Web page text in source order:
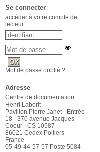
Se connecter
accéder à votre compte de
lecteur
Mot de passe oublié ?
Adresse
Centre de documentation
Henri Laborit
Pavillon Pierre Janet - Entrée
18 - 370 avenue Jacques
Coeur - CS 10587
86021 Cedex Poitiers
France
05-49-44-57-57 Poste 5084